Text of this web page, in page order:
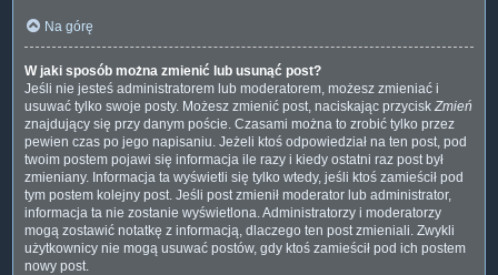
Na górę
W jaki sposób można zmienić lub usunąć post?
Jeśli nie jesteś administratorem lub moderatorem, możesz zmieniać i
usuwać tylko swoje posty. Możesz zmienić post, naciskając przycisk Zmień
znajdujący się przy danym poście. Czasami można to zrobić tylko przez
pewien czas po jego napisaniu. Jeżeli ktoś odpowiedział na ten post, pod
twoim postem pojawi się informacja ile razy i kiedy ostatni raz post był
zmieniany. Informacja ta wyświetli się tylko wtedy, jeśli ktoś zamieścił pod
tym postem kolejny post. Jeśli post zmienił moderator lub administrator,
informacja ta nie zostanie wyświetlona. Administratorzy i moderatorzy
mogą zostawić notatkę z informacją, dlaczego ten post zmieniali. Zwykli
użytkownicy nie mogą usuwać postów, gdy ktoś zamieścił pod ich postem
nowy post.